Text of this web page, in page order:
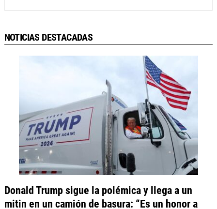
NOTICIAS DESTACADAS
Donald Trump sigue la polémica y llega a un
mitin en un camión de basura: “Es un honor a